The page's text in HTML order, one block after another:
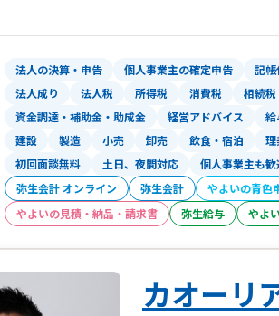
法人の決算・申告 個人事業主の確定申告 記帳
法人成り
法人税 所得税 消費税 相続
資金調達・補助金・助成金
経営アドバイス 給
建設
製造 小売 卸売 飲食・宿泊 理
初回面談無料
土日、夜間対応 個人事業主も歓
弥生会計 オンライン
弥生会計 やよいの青色
やよいの見積・納品・請求書
弥生給与 やよ
カオーリ